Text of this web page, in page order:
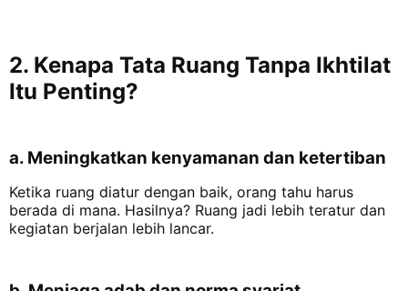
2. Kenapa Tata Ruang Tanpa Ikhtilat
Itu Penting?
a. Meningkatkan kenyamanan dan ketertiban
Ketika ruang diatur dengan baik, orang tahu harus
berada di mana. Hasilnya? Ruang jadi lebih teratur dan
kegiatan berjalan lebih lancar.